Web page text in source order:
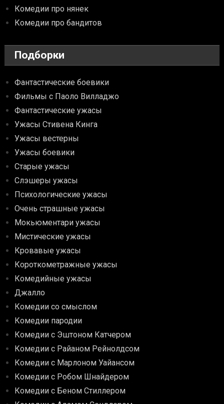
Комедии про нянек
Комедии про бандитов
Подборки
Фантастические боевики
Фильмы с Паоло Вилладжо
Фантастические ужасы
Ужасы Стивена Кинга
Ужасы вестерны
Ужасы боевики
Старые ужасы
Слэшеры ужасы
Психологические ужасы
Очень страшные ужасы
Мокьюментари ужасы
Мистические ужасы
Кровавые ужасы
Короткометражные ужасы
Комедийные ужасы
Джалло
Комедии со смыслом
Комедии пародии
Комедии с Эштоном Катчером
Комедии с Райаном Рейнолдсом
Комедии с Марлоном Уайансом
Комедии с Робом Шнайдером
Комедии с Беном Стиллером